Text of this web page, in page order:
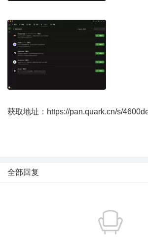
获取地址： https://pan.quark.cn/s/
全部回复